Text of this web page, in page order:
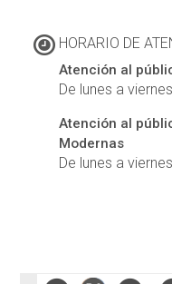
HORARIO DE
Atención al
De lunes a
Atención al
Modernas
De lunes a